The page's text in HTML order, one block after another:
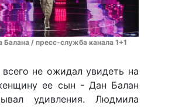
/ пресс-служба канала 1+1
не ожидал увидеть на
ее сын - Дан Балан
удивления. Людмила